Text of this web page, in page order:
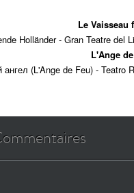
Le Vaisseau
Holländer - Gran Teatre del
L'Ange
ангел (L'Ange de Feu) - Teatro